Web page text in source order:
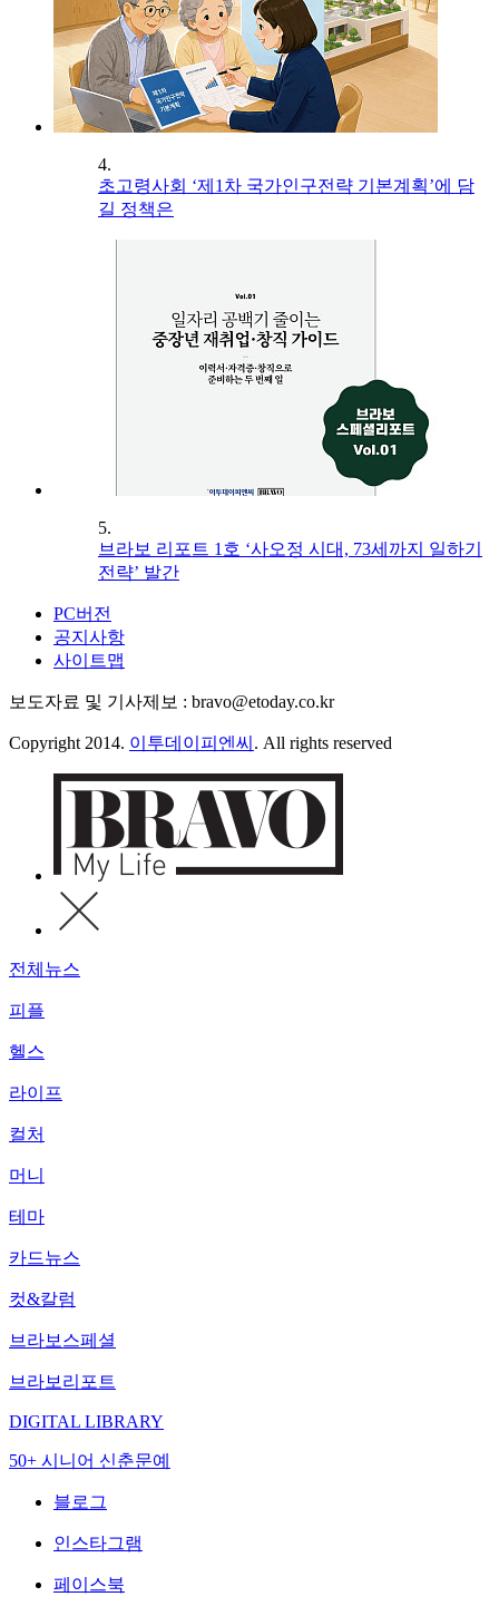
4.
초고령사회 ‘제1차 국가인구전략 기본계획’에 담
길 정책은
5.
브라보 리포트 1호 ‘사오정 시대, 73세까지 일하기
전략’ 발간
PC버전
공지사항
사이트맵
보도자료 및 기사제보 : bravo@etoday.co.kr
Copyright 2014. 이투데이피엔씨 . All rights reserved
전체뉴스
피플
헬스
라이프
컬처
머니
테마
카드뉴스
컷&칼럼
브라보스페셜
브라보리포트
DIGITAL LIBRARY
50+ 시니어 신춘문예
블로그
인스타그램
페이스북